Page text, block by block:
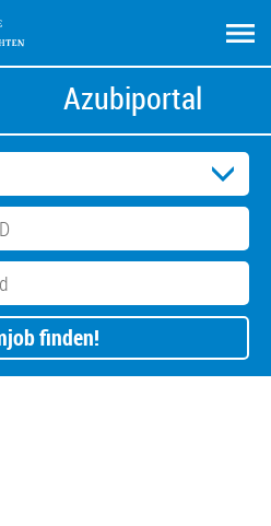
Azubiportal
finden!